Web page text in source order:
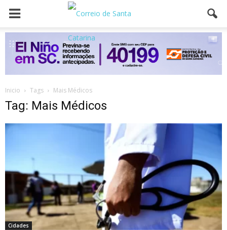
Inicio Tags Mais Médicos
Tag: Mais Médicos
Cidades